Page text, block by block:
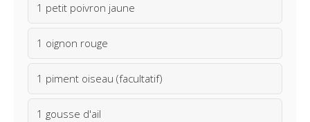
1 petit poivron jaune
1 oignon rouge
1 piment oiseau (facultatif)
1 gousse d'ail